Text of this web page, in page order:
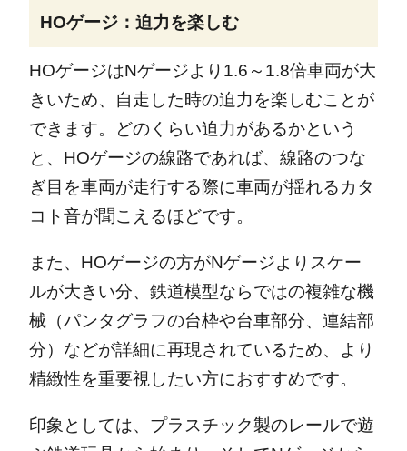
HOゲージ：迫力を楽しむ
HOゲージはNゲージより1.6～1.8倍車両が大
きいため、自走した時の迫力を楽しむことが
できます。どのくらい迫力があるかという
と、HOゲージの線路であれば、線路のつな
ぎ目を車両が走行する際に車両が揺れるカタ
コト音が聞こえるほどです。
また、HOゲージの方がNゲージよりスケー
ルが大きい分、鉄道模型ならではの複雑な機
械（パンタグラフの台枠や台車部分、連結部
分）などが詳細に再現されているため、より
精緻性を重要視したい方におすすめです。
印象としては、プラスチック製のレールで遊